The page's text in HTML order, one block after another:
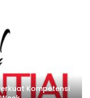
Kompetensi